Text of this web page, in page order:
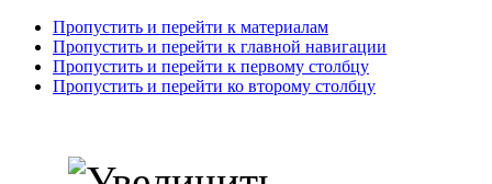
Пропустить и перейти к материалам
Пропустить и перейти к главной навигации
Пропустить и перейти к первому столбцу
Пропустить и перейти ко второму столбцу